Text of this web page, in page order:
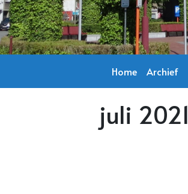
Home Archief
juli 2021